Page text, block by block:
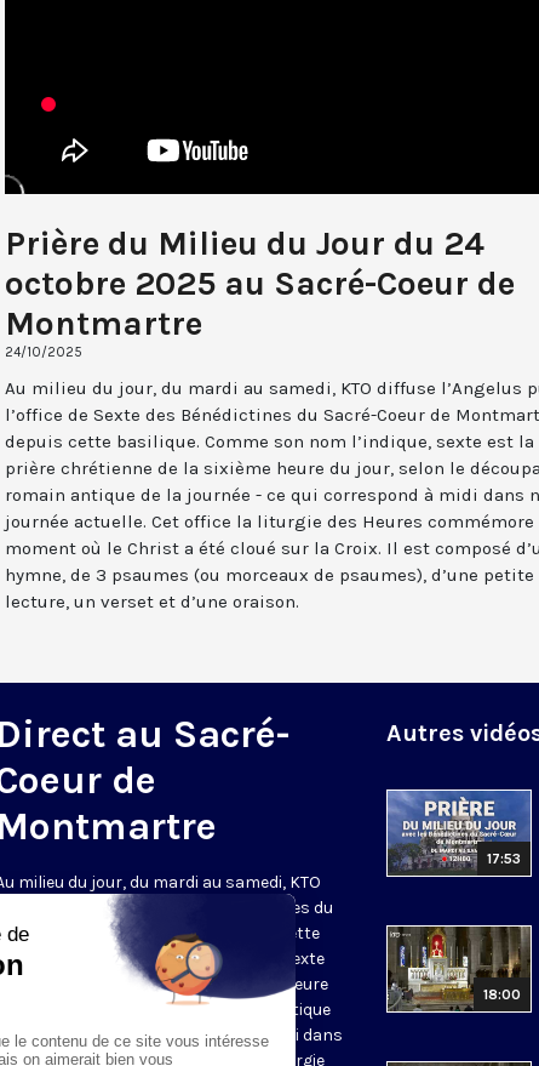
Prière du Milieu du Jour du 24
octobre 2025 au Sacré-Coeur de
Montmartre
24/10/2025
Au milieu du jour, du mardi au samedi, KTO diffuse l’Angelus
l’office de Sexte des Bénédictines du Sacré-Coeur de
depuis cette basilique. Comme son nom l’indique, sexte est la
prière chrétienne de la sixième heure du jour, selon le
romain antique de la journée - ce qui correspond à midi dans
journée actuelle. Cet office la liturgie des Heures commémore
moment où le Christ a été cloué sur la Croix. Il est composé
hymne, de 3 psaumes (ou morceaux de psaumes), d’une petite
lecture, un verset et d’une oraison.
Direct au Sacré-
de
Montmartre
milieu du jour, du mardi au samedi, KTO
diffuse l’office de Sexte des Bénédictines du
Coeur de Montmartre, depuis cette
. Comme son nom l’indique, sexte
est la prière chrétienne de la sixième heure
du jour, selon le découpage romain antique
de la journée - ce qui correspond à midi dans
journée actuelle. Cet office la liturgie
Autres
17:53
18:00